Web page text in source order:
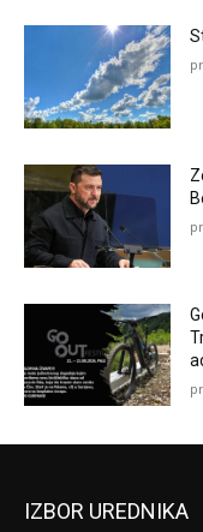
IZBOR UREDNIKA